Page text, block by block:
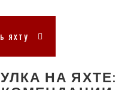
яхту
НА ЯХТЕ: